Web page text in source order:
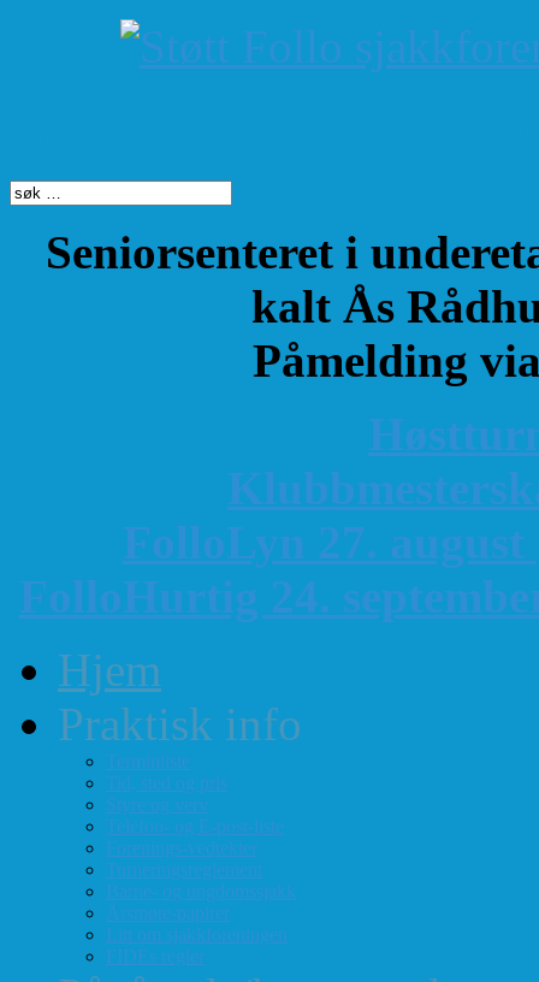
Seniorsenteret i
kalt Ås
Påmelding
K
FolloLyn 27. august
FolloHurtig 24.
Hjem
Praktisk info
Terminliste
Tid, sted og pris
Styre og verv
Telefon- og E-post-liste
Forenings-vedtekter
Turneringsreglement
Barne- og ungdomssjakk
Årsmøte-papirer
Litt om sjakkforeningen
FIDEs regler